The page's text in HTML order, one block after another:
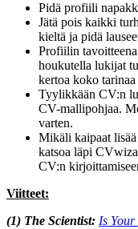
Pidä profiili
Jätä pois kaikki
kieltä ja pidä
Profiilin
houkutella lukijat
kertoa koko tarinaa
Tyylikkään CV:n
CV-mallipohjaa.
varten.
Mikäli kaipaat
katsoa läpi
CV:n
Viitteet:
(1) The Scientist: Is